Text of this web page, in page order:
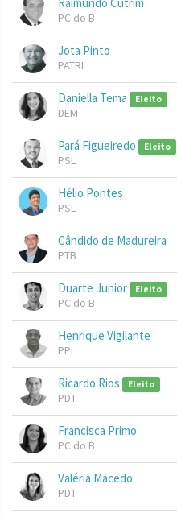
PC do B
Jota Pinto
PATRI
Daniella Tema Eleito
DEM
Pará Figueiredo Eleito
PSL
Hélio Pontes
PSL
Cândido de Madureira
PTB
Duarte Junior Eleito
PC do B
Henrique Vigilante
PPL
Ricardo Rios Eleito
PDT
Francisca Primo
PC do B
Valéria Macedo
PDT